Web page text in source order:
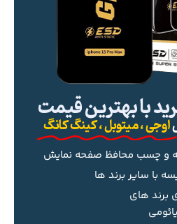
با بهترین قیمت
اوجی ، میتوبل ، کینگ کانگ
و چسب محافظ صفحه نمایش
با سایر برند ها
برند های